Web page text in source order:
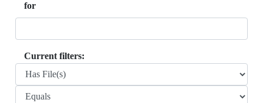
for
Current filters: